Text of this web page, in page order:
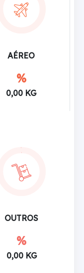
AÉREO
%
0,00 KG
OUTROS
%
0,00 KG